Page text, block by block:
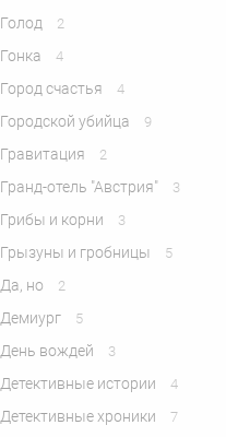
Голод 2
Гонка 4
Город счастья 4
Городской убийца 9
Гравитация 2
Гранд-отель "Австрия" 3
Грибы и корни 3
Грызуны и гробницы 5
Да, но 2
Демиург 5
День вождей 3
Детективные истории 4
Детективные хроники 7